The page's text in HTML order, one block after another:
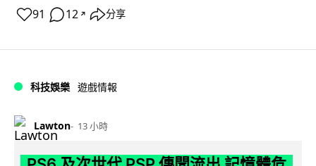
91 12 ↗ 分享
科技娛樂 遊戲情報
Lawton 13 小時